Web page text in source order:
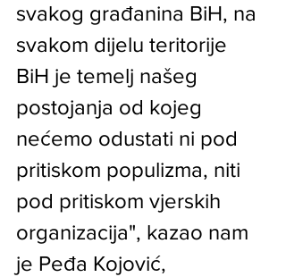
svakog građanina BiH, na
svakom dijelu teritorije
BiH je temelj našeg
postojanja od kojeg
nećemo odustati ni pod
pritiskom populizma, niti
pod pritiskom vjerskih
organizacija", kazao nam
je Peđa Kojović,